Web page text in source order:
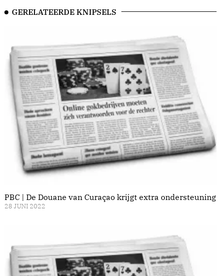
GERELATEERDE KNIPSELS
PBC | De Douane van Curaçao krijgt extra ondersteuning
28 JUNI 2022